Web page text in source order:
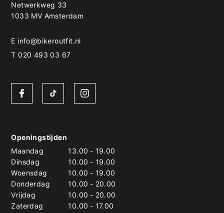
Netwerkweg 33
1033 MV Amsterdam
E info@bikeroutfit.nl
T 020 493 03 67
Openingstijden
Maandag
13.00 - 19.00
Dinsdag
10.00 - 19.00
Woensdag
10.00 - 19.00
Donderdag
10.00 - 20.00
Vrijdag
10.00 - 20.00
Zaterdag
10.00 - 17.00